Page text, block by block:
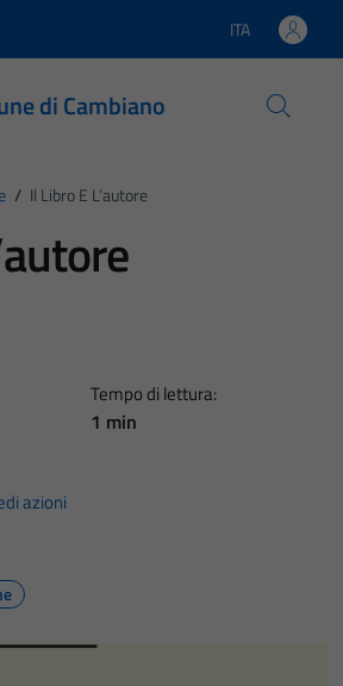
Lingua attiva:
ITA
di Cambiano
/ Il Libro E L’autore
Tempo di lettura:
1 min
azioni